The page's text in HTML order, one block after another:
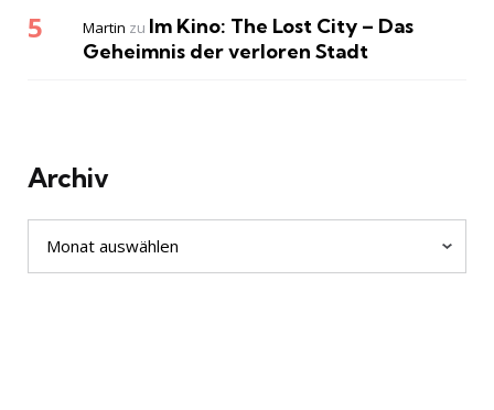
Martin zu Im Kino: The Lost City – Das
Geheimnis der verloren Stadt
Archiv